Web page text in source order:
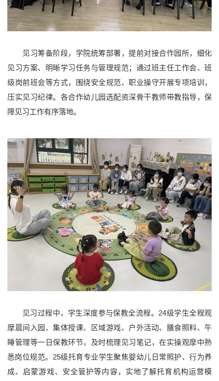
见习筹备阶段，学院统筹部署，提前对接合作园所，细化
见习方案、明晰学习任务与管理规范；通过班主任工作会、班
级岗前班会等方式，围绕安全规范、职业操守开展专项培训，
压实见习纪律。各合作幼儿园选配资深骨干教师带教指导，保
障见习工作有序落地。
见习过程中，学生深度参与保教全流程。24级学生全程观
摩晨间入园、集体授课、区域游戏、户外活动、膳食照料、午
睡管理等一日保教环节，及时梳理见习笔记，在实操观摩中熟
悉岗位规范。25级托育专业学生聚焦婴幼儿日常照护、行为养
成、启蒙游戏、安全管护等内容，实地了解托育机构运营模